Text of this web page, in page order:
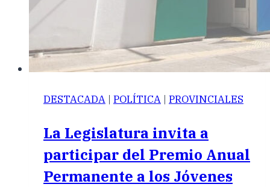
DESTACADA | POLÍTICA | PROVINCIALES
La Legislatura invita a
participar del Premio Anual
Permanente a los Jóvenes